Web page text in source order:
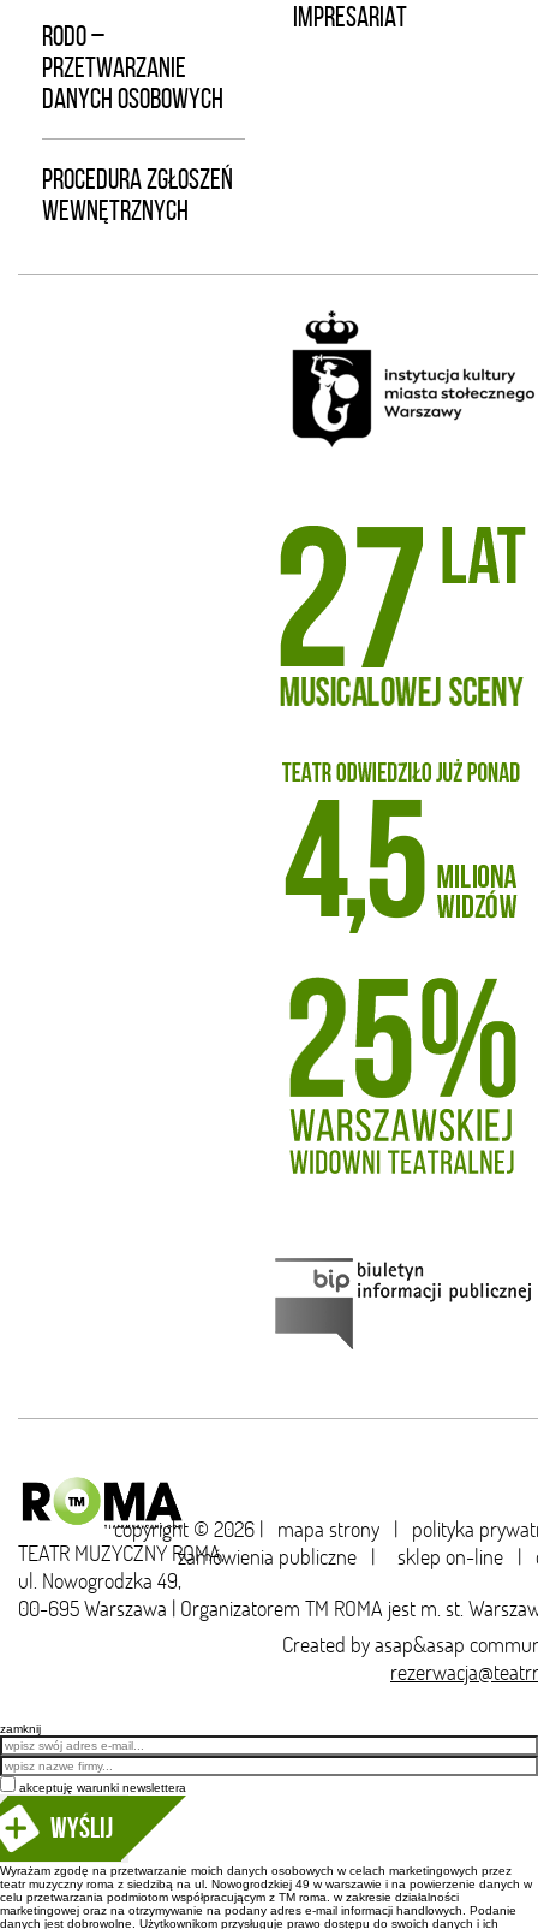
RODO –
PRZETWARZANIE
DANYCH OSOBOWYCH
PROCEDURA ZGŁOSZEŃ
WEWNĘTRZNYCH
IMPRESARIAT
copyright © 2026 | mapa strony | polityka
zamówienia publiczne | sklep on-line |
TEATR MUZYCZNY ROMA,
ul. Nowogrodzka 49,
00-695 Warszawa | Organizatorem TM ROMA jest m. st.
Created byasap&asap
zamknij
Email
akceptuję warunki newslettera
Wyślij
Wyrażam zgodę na przetwarzanie moich danych osobowych w celach marketingowych przez
teatr muzyczny roma z siedzibą na ul. Nowogrodzkiej 49 w warszawie i na powierzenie danych w
celu przetwarzania podmiotom współpracującym z TM roma. w zakresie działalności
marketingowej oraz na otrzymywanie na podany adres e-mail informacji handlowych. Podanie
danych jest dobrowolne. Użytkownikom przysługuje prawo dostępu do swoich danych i ich